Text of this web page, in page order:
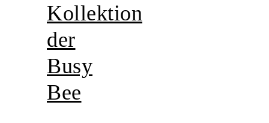
Kollektion
der
Busy
Bee